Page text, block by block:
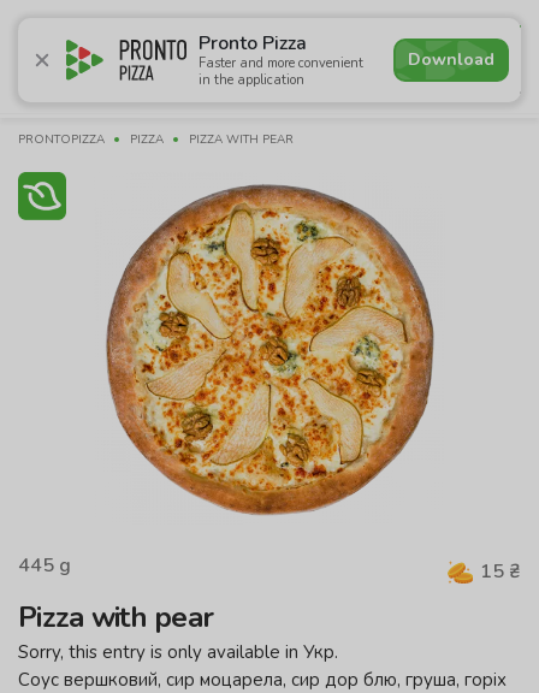
Pronto Pizza
Faster and more convenient
in the application
Download
4.8
Promotions Pizza Sushi Сombo Menu
PRONTOPIZZA PIZZA PIZZA WITH PEAR
445 g 15 ₴
Pizza with pear
Sorry, this entry is only available in Укр.
Соус вершковий, сир моцарела, сир дор блю, груша, горіх